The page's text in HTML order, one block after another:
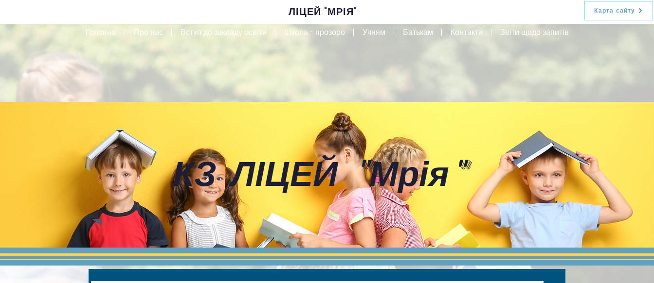
ЛІЦЕЙ "МРІЯ" Карта сайту
Головна Про нас Вступ до закладу освіти Школа - прозоро Учням Батькам Контакти Звіти щодо запитів
КЗ ЛІЦЕЙ"Мрія "